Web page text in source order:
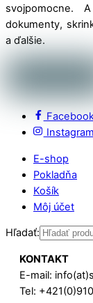
svojpomocne.
dokumenty,
a ďalšie.
Instagram
E-shop
Pokladňa
Košík
Môj účet
Hľadať:
KONTAKT
E-mail:
Tel: